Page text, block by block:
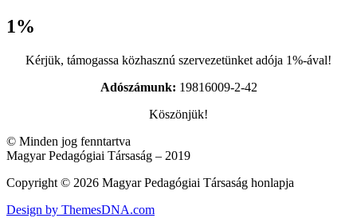
1%
Kérjük, támogassa közhasznú szervezetünket adója 1%-ával!
Adószámunk: 19816009-2-42
Köszönjük!
© Minden jog fenntartva
Magyar Pedagógiai Társaság – 2019
Copyright © 2026 Magyar Pedagógiai Társaság honlapja
Design by ThemesDNA.com